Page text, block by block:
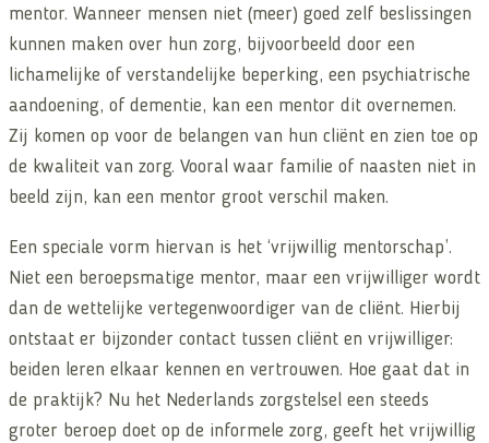
mentor. Wanneer mensen niet (meer) goed zelf beslissingen
kunnen maken over hun zorg, bijvoorbeeld door een
lichamelijke of verstandelijke beperking, een psychiatrische
aandoening, of dementie, kan een mentor dit overnemen.
Zij komen op voor de belangen van hun cliënt en zien toe op
de kwaliteit van zorg. Vooral waar familie of naasten niet in
beeld zijn, kan een mentor groot verschil maken.
Een speciale vorm hiervan is het ‘vrijwillig mentorschap’.
Niet een beroepsmatige mentor, maar een vrijwilliger wordt
dan de wettelijke vertegenwoordiger van de cliënt. Hierbij
ontstaat er bijzonder contact tussen cliënt en vrijwilliger:
beiden leren elkaar kennen en vertrouwen. Hoe gaat dat in
de praktijk? Nu het Nederlands zorgstelsel een steeds
groter beroep doet op de informele zorg, geeft het vrijwillig